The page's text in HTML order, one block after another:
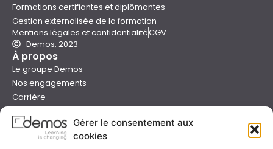
Gérer le consentement aux
cookies
Formations certifiantes et diplômantes
Gestion externalisée de la formation
Mentions légales et confidentialitéCGV
Demos, 2023
À propos
Le groupe Demos
Nos engagements
Carrière
Presse
Catalogues